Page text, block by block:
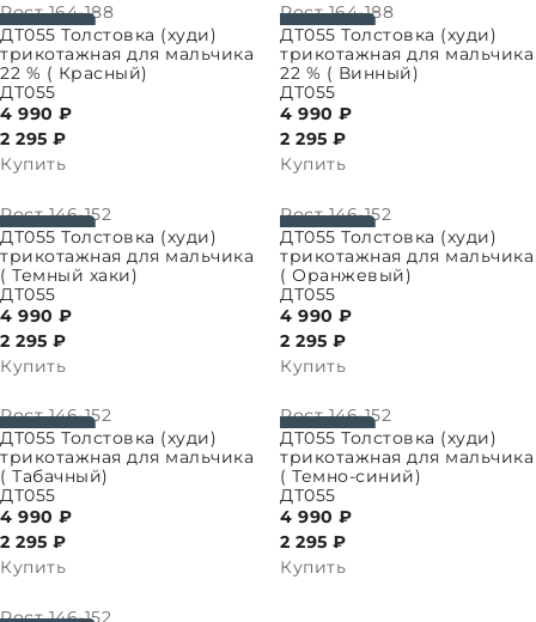
Рост 164-188
ДТ055 Толстовка (худи)
трикотажная для мальчика
22 % ( Красный)
ДТ055
4 990 ₽
2 295 ₽
Купить
Рост 164-188
ВЫБРАТЬ ПАРАМЕТРЫДТ055 Толстовка (худи)
трикотажная для мальчика
22 % ( Винный)
ДТ055
4 990 ₽
2 295 ₽
Купить
Рост 146-152
ДТ055 Толстовка (худи)
трикотажная для мальчика
( Темный хаки)
ДТ055
4 990 ₽
2 295 ₽
Купить
Рост 146-152
ВЫБРАТЬ ПАРАМЕТРЫДТ055 Толстовка (худи)
трикотажная для мальчика
( Оранжевый)
ДТ055
4 990 ₽
2 295 ₽
Купить
Рост 146-152
ДТ055 Толстовка (худи)
трикотажная для мальчика
( Табачный)
ДТ055
4 990 ₽
2 295 ₽
Купить
Рост 146-152
ВЫБРАТЬ ПАРАМЕТРЫДТ055 Толстовка (худи)
трикотажная для мальчика
( Темно-синий)
ДТ055
4 990 ₽
2 295 ₽
Купить
Рост 146-152